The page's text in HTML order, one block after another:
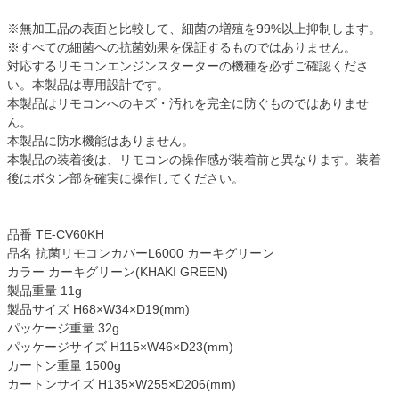
※無加工品の表面と比較して、細菌の増殖を99%以上抑制します。
※すべての細菌への抗菌効果を保証するものではありません。
対応するリモコンエンジンスターターの機種を必ずご確認くださ
い。本製品は専用設計です。
本製品はリモコンへのキズ・汚れを完全に防ぐものではありませ
ん。
本製品に防水機能はありません。
本製品の装着後は、リモコンの操作感が装着前と異なります。装着
後はボタン部を確実に操作してください。
品番 TE-CV60KH
品名 抗菌リモコンカバーL6000 カーキグリーン
カラー カーキグリーン(KHAKI GREEN)
製品重量 11g
製品サイズ H68×W34×D19(mm)
パッケージ重量 32g
パッケージサイズ H115×W46×D23(mm)
カートン重量 1500g
カートンサイズ H135×W255×D206(mm)